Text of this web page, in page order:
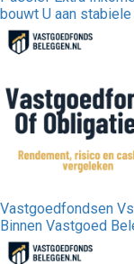
bouwt U aan
Vastgoedfondsen
Binnen Vastgoed